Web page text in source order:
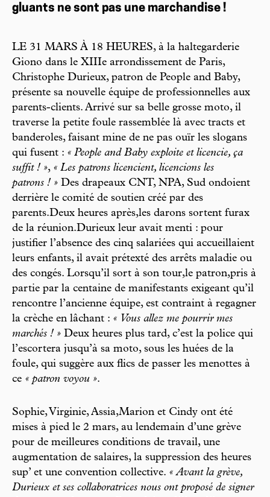
gluants ne sont pas une marchandise !
LE 31 MARS À 18 HEURES, à la haltegarderie
Giono dans le XIIIe arrondissement de Paris,
Christophe Durieux, patron de People and Baby,
présente sa nouvelle équipe de professionnelles aux
parents-clients. Arrivé sur sa belle grosse moto, il
traverse la petite foule rassemblée là avec tracts et
banderoles, faisant mine de ne pas ouïr les slogans
qui fusent : « People and Baby exploite et licencie, ça
suffit ! », « Les patrons licencient, licencions les
patrons ! » Des drapeaux CNT, NPA, Sud ondoient
derrière le comité de soutien créé par des
parents.Deux heures après,les darons sortent furax
de la réunion.Durieux leur avait menti : pour
justifier l’absence des cinq salariées qui accueillaient
leurs enfants, il avait prétexté des arrêts maladie ou
des congés. Lorsqu’il sort à son tour,le patron,pris à
partie par la centaine de manifestants exigeant qu’il
rencontre l’ancienne équipe, est contraint à regagner
la crèche en lâchant : « Vous allez me pourrir mes
marchés ! » Deux heures plus tard, c’est la police qui
l’escortera jusqu’à sa moto, sous les huées de la
foule, qui suggère aux flics de passer les menottes à
ce « patron voyou ».
Sophie, Virginie, Assia,Marion et Cindy ont été
mises à pied le 2 mars, au lendemain d’une grève
pour de meilleures conditions de travail, une
augmentation de salaires, la suppression des heures
sup’ et une convention collective. « Avant la grève,
Durieux et ses collaboratrices nous ont proposé de signer